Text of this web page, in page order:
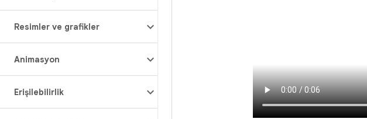
Resimler ve grafikler
Animasyon
Erişilebilirlik